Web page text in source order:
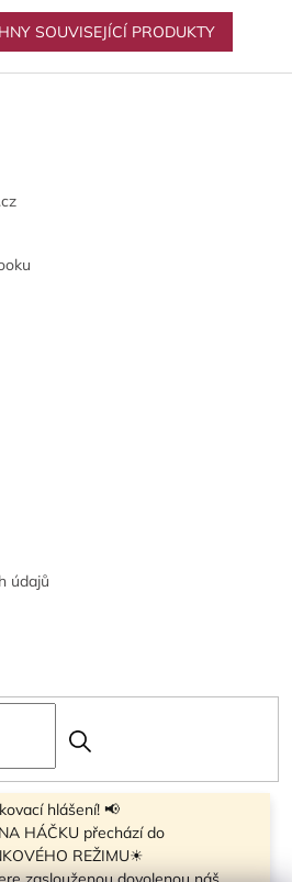
hlášení! 📢
HÁČKU přechází do
REŽIMU☀
SOUVISEJÍCÍ PRODUKTY
údajů